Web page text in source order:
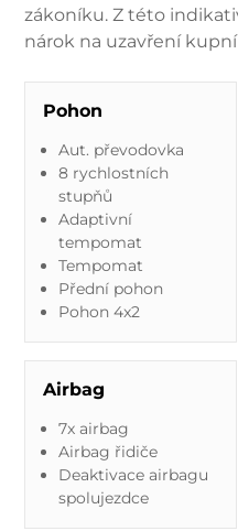
zákoníku. Z této
nárok na uzavření
Pohon
Aut. převodovka
8 rychlostních
stupňů
Adaptivní
tempomat
Tempomat
Přední pohon
Pohon 4x2
Airbag
7x airbag
Airbag řidiče
Deaktivace airbagu
spolujezdce